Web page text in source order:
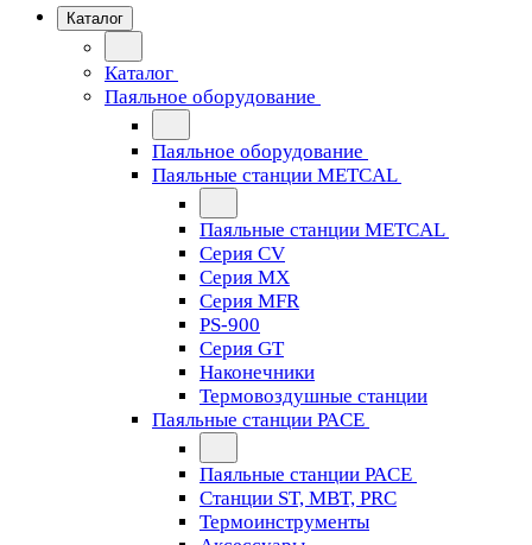
Каталог
Каталог
Паяльное оборудование
Паяльное оборудование
Паяльные станции METCAL
Паяльные станции METCAL
Серия CV
Серия MX
Серия MFR
PS-900
Серия GT
Наконечники
Термовоздушные станции
Паяльные станции PACE
Паяльные станции PACE
Станции ST, MBT, PRC
Термоинструменты